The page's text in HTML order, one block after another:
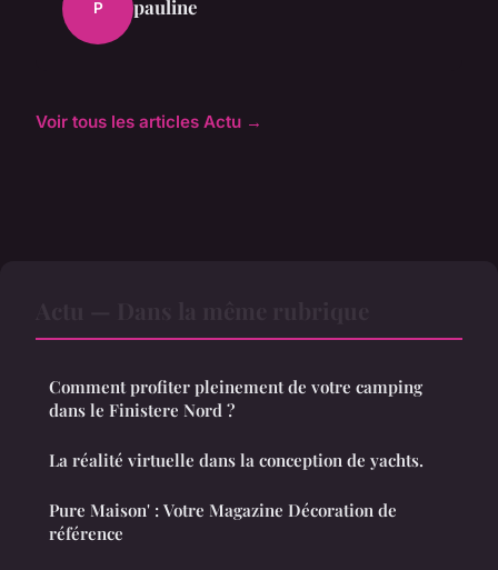
P pauline
Voir tous les articles Actu →
Comment profiter pleinement de votre camping
dans le Finistere Nord ?
La réalité virtuelle dans la conception de yachts.
Pure Maison' : Votre Magazine Décoration de
référence